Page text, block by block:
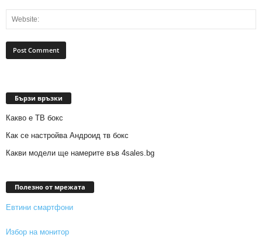
Бързи връзки
Какво е ТВ бокс
Как се настройва Андроид тв бокс
Какви модели ще намерите във 4sales.bg
Полезно от мрежата
Евтини смартфони
Избор на монитор